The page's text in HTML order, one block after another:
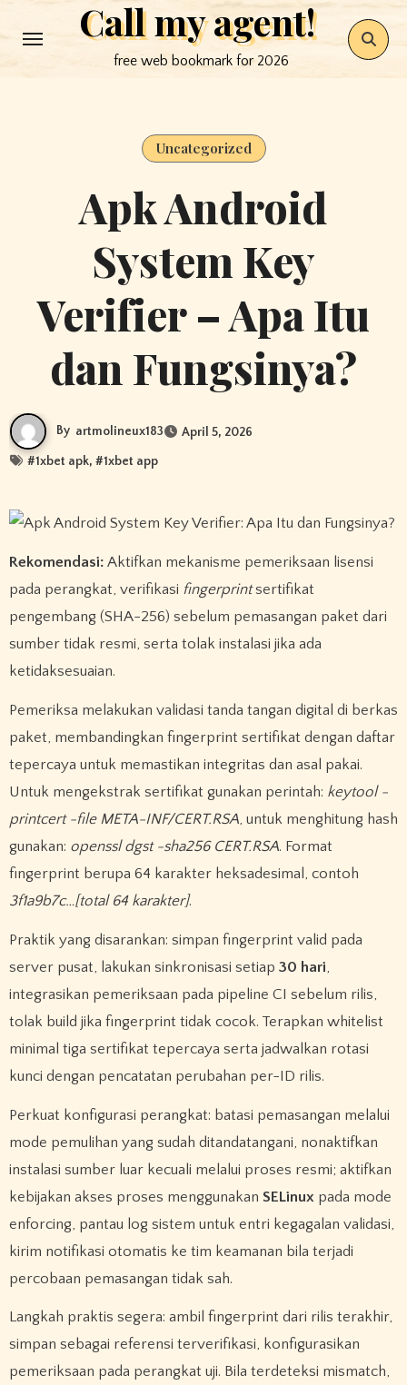
to
Call my agent!
free web bookmark for 2026
Uncategorized
Apk Android
System Key
Verifier – Apa Itu
dan Fungsinya?
By artmolineux183 April 5, 2026
#1xbet apk, #1xbet app
Rekomendasi: Aktifkan mekanisme pemeriksaan lisensi
pada perangkat, verifikasi fingerprintsertifikat
pengembang (SHA-256) sebelum pemasangan paket dari
sumber tidak resmi, serta tolak instalasi jika ada
ketidaksesuaian.
Pemeriksa melakukan validasi tanda tangan digital di berkas
paket, membandingkan fingerprint sertifikat dengan daftar
tepercaya untuk memastikan integritas dan asal pakai.
Untuk mengekstrak sertifikat gunakan perintah: keytool -
printcert -file META-INF/CERT.RSA, untuk menghitung hash
gunakan: openssl dgst -sha256 CERT.RSA. Format
fingerprint berupa 64 karakter heksadesimal, contoh
3f1a9b7c…[total 64 karakter].
Praktik yang disarankan: simpan fingerprint valid pada
server pusat, lakukan sinkronisasi setiap 30 hari,
integrasikan pemeriksaan pada pipeline CI sebelum rilis,
tolak build jika fingerprint tidak cocok. Terapkan whitelist
minimal tiga sertifikat tepercaya serta jadwalkan rotasi
kunci dengan pencatatan perubahan per-ID rilis.
Perkuat konfigurasi perangkat: batasi pemasangan melalui
mode pemulihan yang sudah ditandatangani, nonaktifkan
instalasi sumber luar kecuali melalui proses resmi; aktifkan
kebijakan akses proses menggunakan SELinux pada mode
enforcing, pantau log sistem untuk entri kegagalan validasi,
kirim notifikasi otomatis ke tim keamanan bila terjadi
percobaan pemasangan tidak sah.
Langkah praktis segera: ambil fingerprint dari rilis terakhir,
simpan sebagai referensi terverifikasi, konfigurasikan
pemeriksaan pada perangkat uji. Bila terdeteksi mismatch,